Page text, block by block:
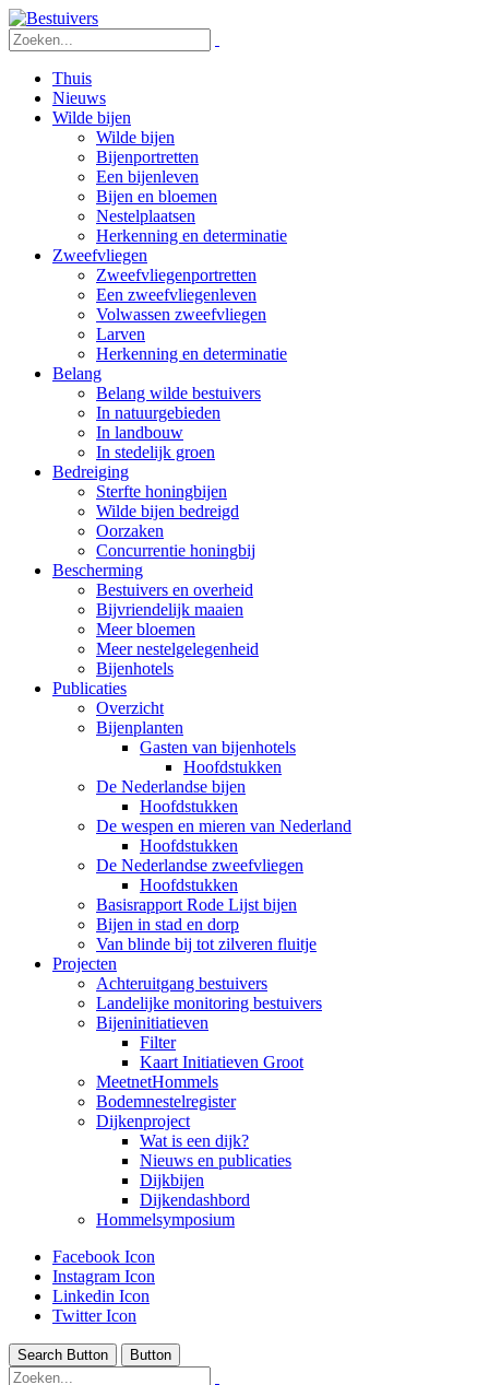
Thuis
Nieuws
Wilde bijen
Wilde bijen
Bijenportretten
Een bijenleven
Bijen en bloemen
Nestelplaatsen
Herkenning en determinatie
Zweefvliegen
Zweefvliegenportretten
Een zweefvliegenleven
Volwassen zweefvliegen
Larven
Herkenning en determinatie
Belang
Belang wilde bestuivers
In natuurgebieden
In landbouw
In stedelijk groen
Bedreiging
Sterfte honingbijen
Wilde bijen bedreigd
Oorzaken
Concurrentie honingbij
Bescherming
Bestuivers en overheid
Bijvriendelijk maaien
Meer bloemen
Meer nestelgelegenheid
Bijenhotels
Publicaties
Overzicht
Bijenplanten
Gasten van bijenhotels
Hoofdstukken
De Nederlandse bijen
Hoofdstukken
De wespen en mieren van Nederland
Hoofdstukken
De Nederlandse zweefvliegen
Hoofdstukken
Basisrapport Rode Lijst bijen
Bijen in stad en dorp
Van blinde bij tot zilveren fluitje
Projecten
Achteruitgang bestuivers
Landelijke monitoring bestuivers
Bijeninitiatieven
Filter
Kaart Initiatieven Groot
MeetnetHommels
Bodemnestelregister
Dijkenproject
Wat is een dijk?
Nieuws en publicaties
Dijkbijen
Dijkendashbord
Hommelsymposium
Facebook Icon
Instagram Icon
Linkedin Icon
Twitter Icon
Search Button Button